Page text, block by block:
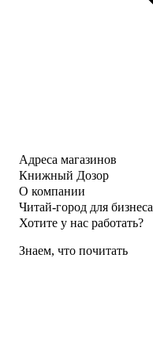
Адреса магазинов
Книжный Дозор
О компании
Читай-город для бизнеса
Хотите у нас работать?
Знаем, что почитать